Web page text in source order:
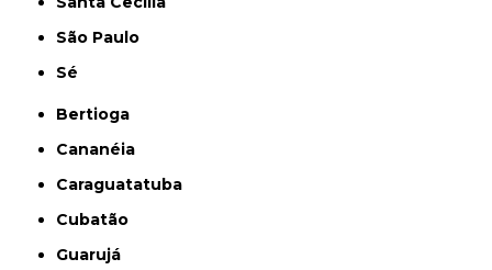
São Paulo
Sé
Bertioga
Cananéia
Caraguatatuba
Cubatão
Guarujá